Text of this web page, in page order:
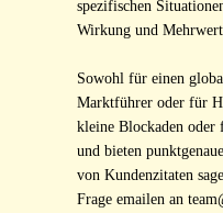
spezifischen
Wirkung und
Sowohl für einen
Marktführer oder für
kleine Blockaden oder
und bieten
von Kundenzitaten
Frage emailen an